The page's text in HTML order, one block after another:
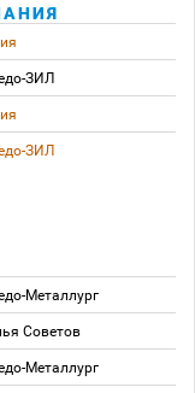
ЗИЛ
ЗИЛ
Металлург
Советов
Металлург